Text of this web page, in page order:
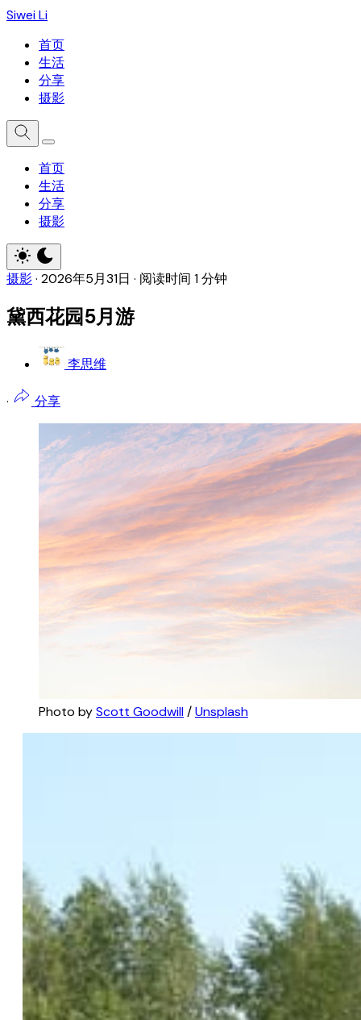
Siwei Li
首页
生活
分享
摄影
首页
生活
分享
摄影
摄影· 2026年5月31日 · 阅读时间 1 分钟
黛西花园5月游
李思维
· 分享
Photo by Scott Goodwill / Unsplash